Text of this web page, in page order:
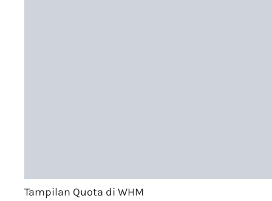
Tampilan Quota di WHM